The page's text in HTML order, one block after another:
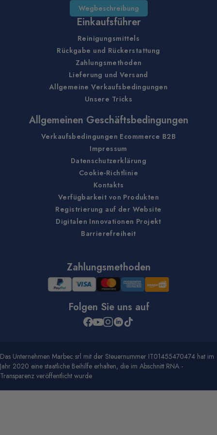
Wegbeschreibung
Einkaufsführer
Reinigungsmittels
Rückgabe und Rückerstattung
Zahlungsmethoden
Lieferung und Versand
Allgemeine Verkaufsbedingungen
Unsere Tricks
Allgemeinen Geschäftsbedingungen
Verkaufsbedingungen Ecommerce B2B
Impressum
Datenschutzerklärung
Cookie-Richtlinie
Kontakts
Verfügbarkeit von Produkten
Registrierung auf der Website
Digitalen Innovationen Projekt
Barrierefreiheit
Zahlungsmethoden
Folgen Sie uns auf
Das Unternehmen Marbec srl mit der Steuernummer IT01455470474 hat im
Jahr 2020 eine staatliche Beihilfe erhalten, die im Abschnitt RNA -
Transparenz veröffentlicht wurde